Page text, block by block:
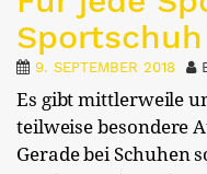
Sportschuh
9. SEPTEMBER 2018
Es gibt mittlerweile
teilweise besondere
Gerade bei Schuhen